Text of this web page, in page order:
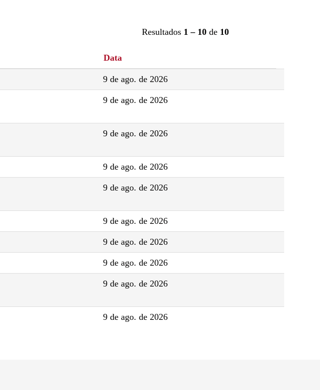
Resultados 1 – 10 de 10
Data
9 de ago. de 2026
9 de ago. de 2026
9 de ago. de 2026
9 de ago. de 2026
9 de ago. de 2026
9 de ago. de 2026
9 de ago. de 2026
9 de ago. de 2026
9 de ago. de 2026
9 de ago. de 2026